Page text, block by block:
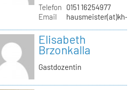
Telefon
0151 16254977
Email
hausmeister(at)kh-
Elisabeth
Brzonkalla
Gastdozentin